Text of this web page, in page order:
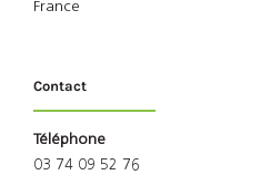
France
Contact
Téléphone
03 74 09 52 76